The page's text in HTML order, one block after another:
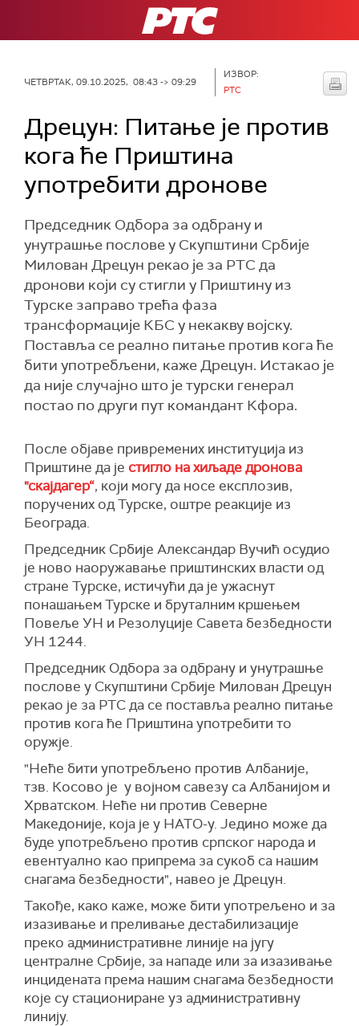
РТС
ЧЕТВРТАК, 09.10.2025, 08:43 -> 09:29
ИЗВОР:
РТС
Дрецун: Питање је против
кога ће Приштина
употребити дронове
Председник Одбора за одбрану и
унутрашње послове у Скупштини Србије
Милован Дрецун рекао је за РТС да
дронови који су стигли у Приштину из
Турске заправо трећа фаза
трансформације КБС у некакву војску.
Поставља се реално питање против кога ће
бити употребљени, каже Дрецун. Истакао је
да није случајно што је турски генерал
постао по други пут командант Кфора.
После објаве привремених институција из
Приштине да је стигло на хиљаде дронова
"скајдагер“, који могу да носе експлозив,
поручених од Турске, оштре реакције из
Београда.
Председник Србије Александар Вучић осудио
је ново наоружавање приштинских власти од
стране Турске, истичући да је ужаснут
понашањем Турске и бруталним кршењем
Повеље УН и Резолуције Савета безбедности
УН 1244.
Председник Одбора за одбрану и унутрашње
послове у Скупштини Србије Милован Дрецун
рекао је за РТС да се поставља реално питање
против кога ће Приштина употребити то
оружје.
"Неће бити употребљено против Албаније,
тзв. Косово је у војном савезу са Албанијом и
Хрватском. Неће ни против Северне
Македоније, која је у НАТО-у. Једино може да
буде употребљено против српског народа и
евентуално као припрема за сукоб са нашим
снагама безбедности", навео је Дрецун.
Такође, како каже, може бити употрељено и за
изазивање и преливање дестабилизације
преко административне линије на југу
централне Србије, за нападе или за изазивање
инцидената према нашим снагама безбедности
које су стациониране уз административну
линију.